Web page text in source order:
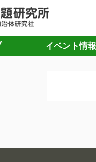
イベント情報